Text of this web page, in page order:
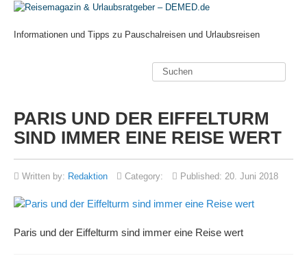
Informationen und Tipps zu Pauschalreisen und Urlaubsreisen
PARIS UND DER EIFFELTURM
SIND IMMER EINE REISE WERT
Written by: Redaktion Category: Published: 20. Juni 2018
Paris und der Eiffelturm sind immer eine Reise wert